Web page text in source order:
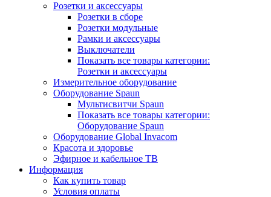
Розетки и аксессуары
Розетки в сборе
Розетки модульные
Рамки и аксессуары
Выключатели
Показать все товары категории:
Розетки и аксессуары
Измерительное оборудование
Оборудование Spaun
Мультисвитчи Spaun
Показать все товары категории:
Оборудование Spaun
Оборудование Global Invacom
Красота и здоровье
Эфирное и кабельное ТВ
Информация
Как купить товар
Условия оплаты